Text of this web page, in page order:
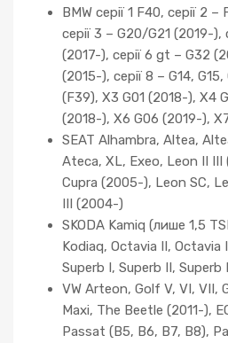
BMW серії 1 F40, серії 2
серії 3 – G20/G21 (2019-),
(2017-), серії 6 gt – G32
(2015-), серії 8 – G14,
(F39), X3 G01 (2018-), X4
(2018-), X6 G06 (2019-),
SEAT Alhambra, Altea,
Ateca, XL, Exeo, Leon II
Cupra (2005-), Leon SC,
III (2004-)
SKODA Kamiq (лише 1,5
Kodiaq, Octavia II, Octavia
Superb I, Superb II, Superb
VW Arteon, Golf V, VI, VII,
Maxi, The Beetle (2011-),
Passat (B5, B6, B7, B8),